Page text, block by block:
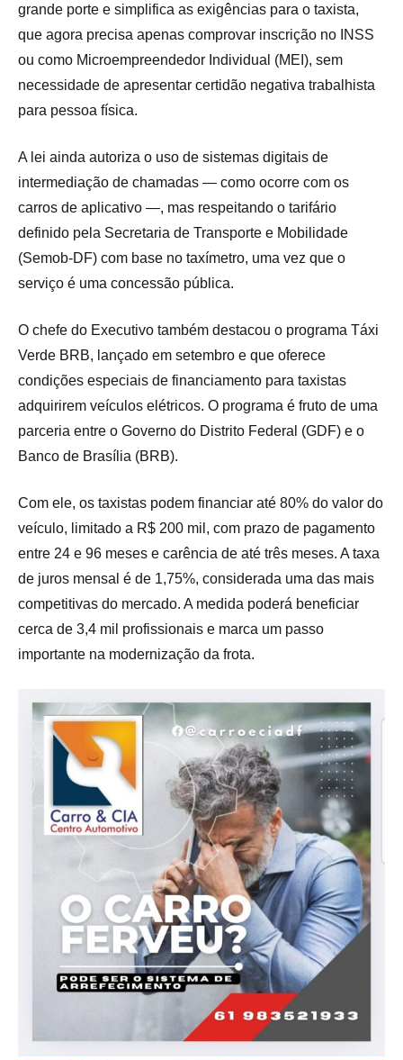
grande porte e simplifica as exigências para o taxista,
que agora precisa apenas comprovar inscrição no INSS
ou como Microempreendedor Individual (MEI), sem
necessidade de apresentar certidão negativa trabalhista
para pessoa física.
A lei ainda autoriza o uso de sistemas digitais de
intermediação de chamadas — como ocorre com os
carros de aplicativo —, mas respeitando o tarifário
definido pela Secretaria de Transporte e Mobilidade
(Semob-DF) com base no taxímetro, uma vez que o
serviço é uma concessão pública.
O chefe do Executivo também destacou o programa Táxi
Verde BRB, lançado em setembro e que oferece
condições especiais de financiamento para taxistas
adquirirem veículos elétricos. O programa é fruto de uma
parceria entre o Governo do Distrito Federal (GDF) e o
Banco de Brasília (BRB).
Com ele, os taxistas podem financiar até 80% do valor do
veículo, limitado a R$ 200 mil, com prazo de pagamento
entre 24 e 96 meses e carência de até três meses. A taxa
de juros mensal é de 1,75%, considerada uma das mais
competitivas do mercado. A medida poderá beneficiar
cerca de 3,4 mil profissionais e marca um passo
importante na modernização da frota.